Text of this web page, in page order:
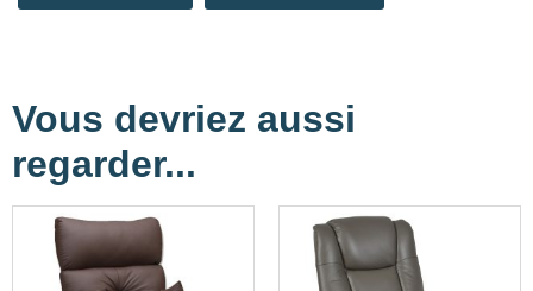
Vous devriez aussi
regarder...